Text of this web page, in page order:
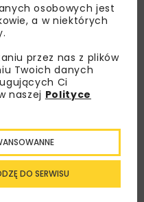
otrzymywać od
atrakcyjne oferty i
Prywatności
osobowych jest
a w niektórych
przez nas z plików
Twoich danych
Ci
naszej Polityce
DO SERWISU